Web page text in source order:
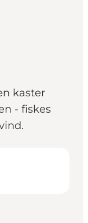
kaster
- fiskes